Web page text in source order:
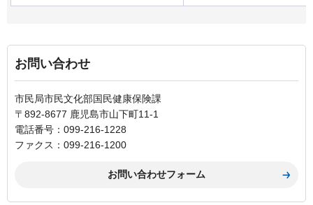
お問い合わせ
市民局市民文化部国民健康保険課
〒892-8677 鹿児島市山下町11-1
電話番号：099-216-1228
ファクス：099-216-1200